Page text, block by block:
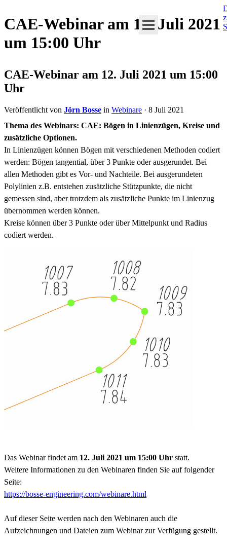
CAE-Webinar am 12. Juli 2021
um 15:00 Uhr
CAE-Webinar am 12. Juli 2021 um 15:00
Uhr
Veröffentlicht von Jörn Bosse in Webinare · 8 Juli 2021
Thema des Webinars: CAE: Bögen in Linienzügen, Kreise und
zusätzliche Optionen.
In Linienzügen können Bögen mit verschiedenen Methoden codiert
werden: Bögen tangential, über 3 Punkte oder ausgerundet. Bei
allen Methoden gibt es Vor- und Nachteile. Bei ausgerundeten
Polylinien z.B. entstehen zusätzliche Stützpunkte, die nicht
gemessen sind, aber trotzdem als zusätzliche Punkte im Linienzug
übernommen werden können.
Kreise können über 3 Punkte oder über Mittelpunkt und Radius
codiert werden.
Das Webinar findet am 12. Juli 2021 um 15:00 Uhr statt.
Weitere Informationen zu den Webinaren finden Sie auf folgender
Seite:
https://bosse-engineering.com/webinare.html
Auf dieser Seite werden nach den Webinaren auch die
Aufzeichnungen und Dateien zum Webinar zur Verfügung gestellt.